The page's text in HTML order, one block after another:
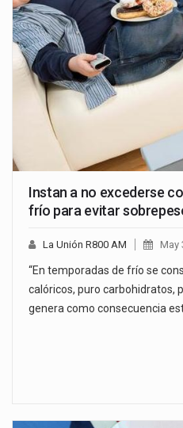
Instan a no excederse
frío para evitar
La Unión R800 AM May
“En temporadas de frío se
calóricos, puro carbohidratos,
genera como consecuencia